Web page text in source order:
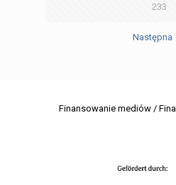
233
Następna
Finansowanie mediów /